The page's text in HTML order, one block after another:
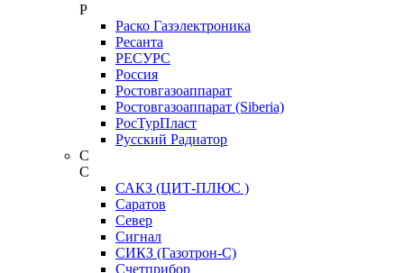
Р
Раско Газэлектроника
Ресанта
РЕСУРС
Россия
Ростовгазоаппарат
Ростовгазоаппарат (Siberia)
РосТурПласт
Русский Радиатор
С
С
САКЗ (ЦИТ-ПЛЮС )
Саратов
Север
Сигнал
СИКЗ (Газотрон-С)
Счетприбор